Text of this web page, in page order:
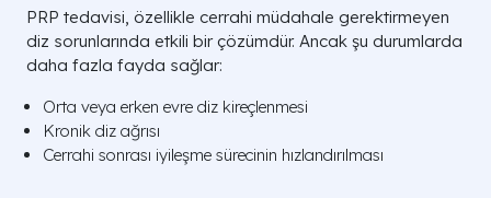
PRP tedavisi, özellikle cerrahi müdahale gerektirmeyen
diz sorunlarında etkili bir çözümdür. Ancak şu durumlarda
daha fazla fayda sağlar:
Orta veya erken evre diz kireçlenmesi
Kronik diz ağrısı
Cerrahi sonrası iyileşme sürecinin hızlandırılması